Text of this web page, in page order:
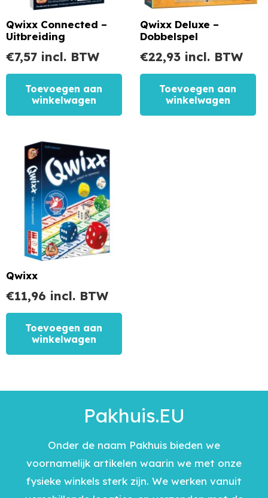
Qwixx Connected –
Uitbreiding
€7,57 incl. BTW
Toevoegen aan
winkelwagen
Qwixx Deluxe –
Dobbelspel
€22,93 incl. BTW
Toevoegen aan
winkelwagen
Qwixx
€11,96 incl. BTW
Toevoegen aan
winkelwagen
Pakhuis.EU
Onder de naam Pakhuis bieden we
voornamelijk artikelen waarin we met onze
fysieke winkels sterk zijn. We werken vanuit